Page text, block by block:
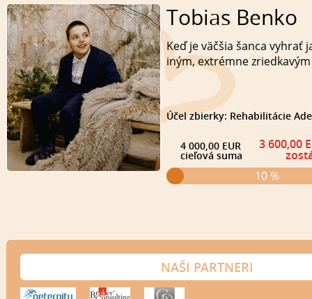
Tobias Benko
Keď je väčšia šanca vyhrať
iným, extrémne
Účel zbierky: Rehabilitácie
4 000,00 EUR
cieľová suma
3 600,00
10 %
NAŠI PARTNERI